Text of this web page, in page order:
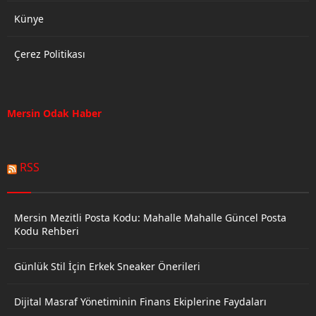
Künye
Çerez Politikası
Mersin Odak Haber
RSS
Mersin Mezitli Posta Kodu: Mahalle Mahalle Güncel Posta
Kodu Rehberi
Günlük Stil İçin Erkek Sneaker Önerileri
Dijital Masraf Yönetiminin Finans Ekiplerine Faydaları